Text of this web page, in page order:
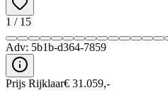
1 / 15
Adv: 5b1b-d364-7859
Prijs Rijklaar€ 31.059,-